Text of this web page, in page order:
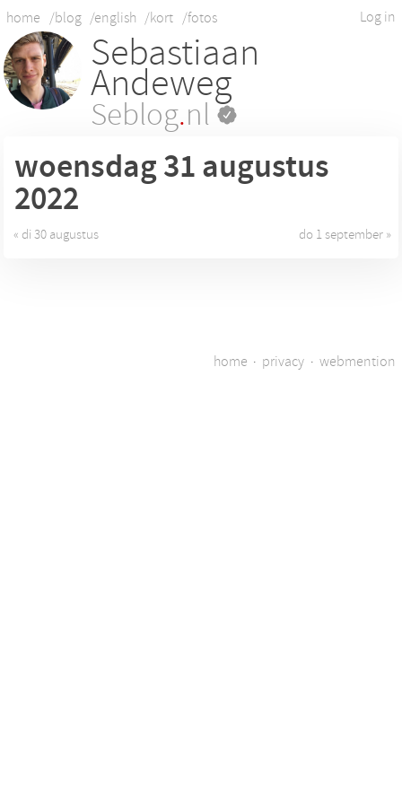
Log in
home /blog /english /kort /fotos
Sebastiaan
Andeweg
Seblog.nl
woensdag 31augustus
2022
« di 30 augustus do 1 september »
home · privacy · webmention